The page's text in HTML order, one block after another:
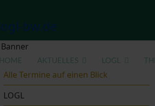
HOME AKTUELLES LOGL
Alle Termine auf einen Blick
LOGL